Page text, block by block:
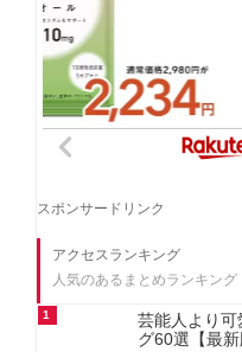
スポンサードリンク
アクセスランキング
人気のあるまとめランキング
1
芸能人より可
グ60選【最新